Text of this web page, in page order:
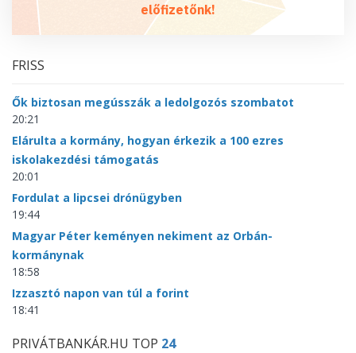
előfizetőnk!
FRISS
Ők biztosan megússzák a ledolgozós szombatot
20:21
Elárulta a kormány, hogyan érkezik a 100 ezres
iskolakezdési támogatás
20:01
Fordulat a lipcsei drónügyben
19:44
Magyar Péter keményen nekiment az Orbán-
kormánynak
18:58
Izzasztó napon van túl a forint
18:41
PRIVÁTBANKÁR.HU TOP 24